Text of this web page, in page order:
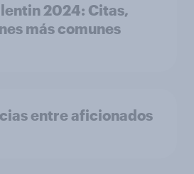
2024: Citas,
más comunes
entre aficionados